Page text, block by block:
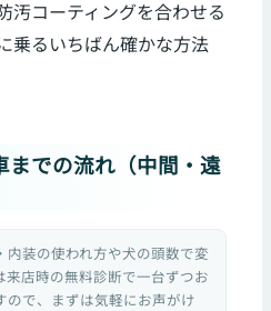
汚コーティングを合わせる
乗るいちばん確かな方法
までの流れ（中間・遠
内装の使われ方や犬の頭数で変
来店時の無料診断で一台ずつお
ので、まずは気軽にお声がけ